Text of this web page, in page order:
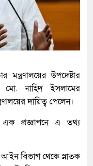
মন্ত্রণালয়ের উপদেষ্টার
নাহিদ ইসলামের
দায়িত্ব পেলেন।
এক প্রজ্ঞাপনে এ তথ্য
বিভাগ থেকে স্নাতক